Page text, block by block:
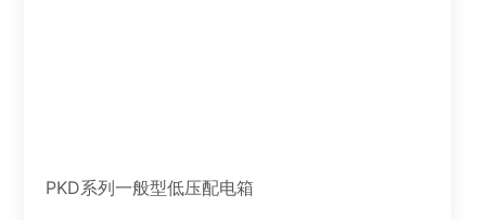
PKD系列一般型低压配电箱